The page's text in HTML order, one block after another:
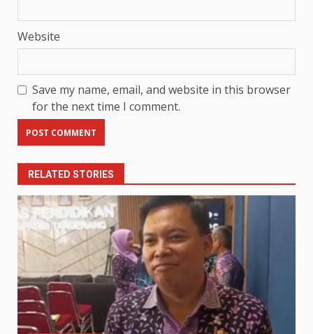
Website
Save my name, email, and website in this browser
for the next time I comment.
RELATED STORIES